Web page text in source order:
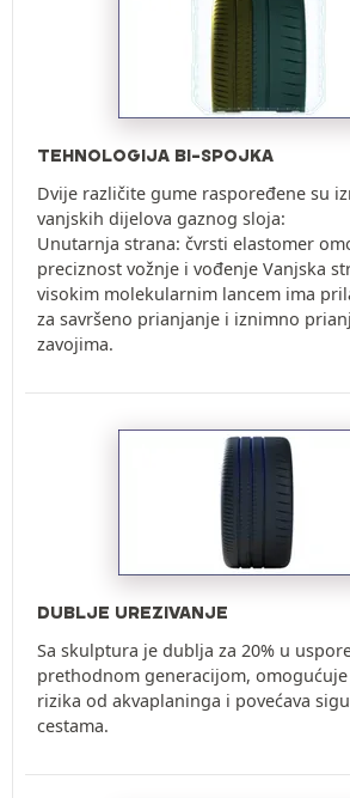
TEHNOLOGIJA BI-SPOJKA
Dvije različite gume raspoređene su
vanjskih dijelova gaznog sloja:
Unutarnja strana: čvrsti elastomer
preciznost vožnje i vođenje Vanjska
visokim molekularnim lancem ima
za savršeno prianjanje i iznimno
zavojima.
DUBLJE UREZIVANJE
Sa skulptura je dublja za 20% u
prethodnom generacijom,
rizika od akvaplaninga i povećava
cestama.